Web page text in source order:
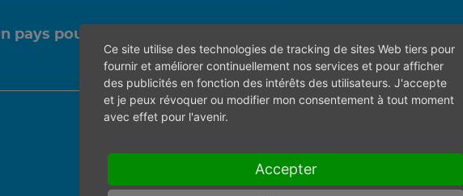
pays pour trouver la bonne personne de contact.
Ce site utilise des technologies de tracking de sites Web tiers pour
fournir et améliorer continuellement nos services et pour afficher
des publicités en fonction des intérêts des utilisateurs. J'accepte
et je peux révoquer ou modifier mon consentement à tout moment
avec effet pour l'avenir.
Accepter